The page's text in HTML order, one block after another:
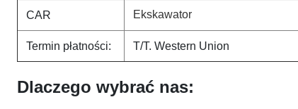
CAR Ekskawator
Termin płatności: T/T. Western Union
Dlaczego wybrać nas: